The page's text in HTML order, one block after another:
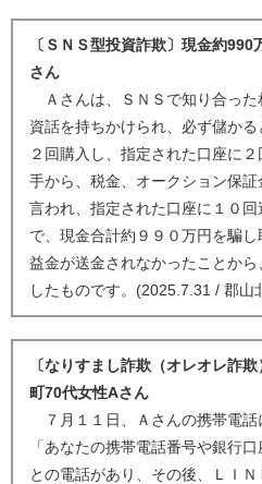
〔ＳＮＳ型投資詐欺〕現金約
さん
Ａさんは、ＳＮＳで知り合った
資話を持ちかけられ、必ず儲か
２回購入し、指定された口座に
手から、税金、オークション保
言われ、指定された口座に１０
で、現金合計約９９０万円を騙
益金が送金されなかったことか
したものです。(2025.7.31 / 郡山
〔なりすまし詐欺（オレオレ詐
町70代女性Aさん
７月１１日、Ａさんの携帯電話
「あなたの携帯電話番号や銀行
との電話があり、その後、ＬＩ